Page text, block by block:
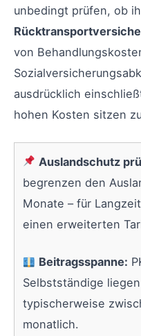
unbedingt prüfen, ob
von
ausdrücklich
hohen Kosten sitzen
Auslandschutz
begrenzen den
Monate – für
einen erweiterten
Beitragsspanne:
Selbstständige
typischerweise
monatlich.